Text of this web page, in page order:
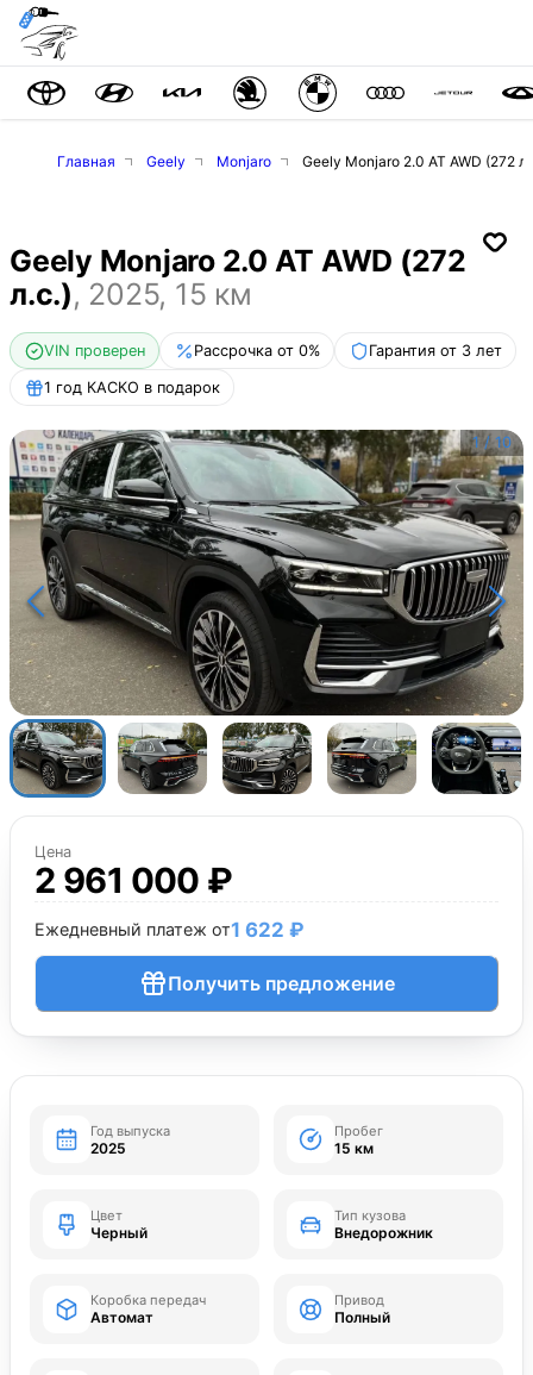
Главная Geely Monjaro Geely Monjaro 2.0 AT AWD (272
Geely Monjaro 2.0 AT AWD (272
л.с.), 2025, 15 км
VIN проверен Рассрочка от 0% Гарантия от 3 лет
1 год КАСКО в подарок
1 / 10
Цена
2 961 000 ₽
Ежедневный платеж от1 622 ₽
Получить предложение
Год выпуска
2025
Пробег
15 км
Цвет
Черный
Тип кузова
Внедорожник
Коробка передач
Автомат
Привод
Полный